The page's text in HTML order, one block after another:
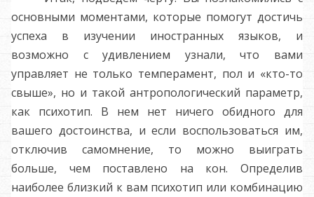
основными моментами, которые помогут достичь
успеха в изучении иностранных языков, и
возможно с удивлением узнали, что вами
управляет не только темперамент, пол и «кто-то
свыше», но и такой антропологический параметр,
как психотип. В нем нет ничего обидного для
вашего достоинства, и если воспользоваться им,
отключив самомнение, то можно выиграть
больше, чем поставлено на кон. Определив
наиболее близкий к вам психотип или комбинацию